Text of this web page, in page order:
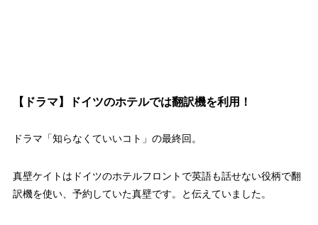
【ドラマ】ドイツのホテルでは翻訳機を利用！
ドラマ「知らなくていいコト」の最終回。
真壁ケイトはドイツのホテルフロントで英語も話せない役柄で翻
訳機を使い、予約していた真壁です。と伝えていました。